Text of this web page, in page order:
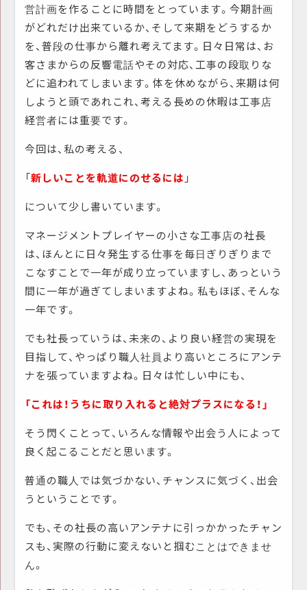
営計画を作ることに時間をとっています。今期計画
がどれだけ出来ているか、そして来期をどうするか
を、普段の仕事から離れ考えてます。日々日常は、お
客さまからの反響電話やその対応、工事の段取りな
どに追われてしまいます。体を休めながら、来期は何
しようと頭であれこれ、考える長めの休暇は工事店
経営者には重要です。
今回は、私の考える、
「新しいことを軌道にのせるには 」
について少し書いています。
マネージメントプレイヤーの小さな工事店の社長
は、ほんとに日々発生する仕事を毎日ぎりぎりまで
こなすことで一年が成り立っていますし、あっという
間に一年が過ぎてしまいますよね。私もほぼ、そんな
一年です。
でも社長っていうは、未来の、より良い経営の実現を
目指して、やっぱり職人社員より高いところにアンテ
ナを張っていますよね。日々は忙しい中にも、
「これは！うちに取り入れると絶対プラスになる！」
そう閃くことって、いろんな情報や出会う人によって
良く起こることだと思います。
普通の職人では気づかない、チャンスに気づく、出会
うということです。
でも、その社長の高いアンテナに引っかかったチャン
スも、実際の行動に変えないと掴むことはできませ
ん。